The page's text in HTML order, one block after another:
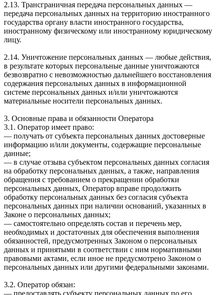
2.13. Трансграничная передача персональных данных —
передача персональных данных на территорию иностранного
государства органу власти иностранного государства,
иностранному физическому или иностранному юридическому
лицу.
2.14. Уничтожение персональных данных — любые действия,
в результате которых персональные данные уничтожаются
безвозвратно с невозможностью дальнейшего восстановления
содержания персональных данных в информационной
системе персональных данных и/или уничтожаются
материальные носители персональных данных.
3. Основные права и обязанности Оператора
3.1. Оператор имеет право:
— получать от субъекта персональных данных достоверные
информацию и/или документы, содержащие персональные
данные;
— в случае отзыва субъектом персональных данных согласия
на обработку персональных данных, а также, направления
обращения с требованием о прекращении обработки
персональных данных, Оператор вправе продолжить
обработку персональных данных без согласия субъекта
персональных данных при наличии оснований, указанных в
Законе о персональных данных;
— самостоятельно определять состав и перечень мер,
необходимых и достаточных для обеспечения выполнения
обязанностей, предусмотренных Законом о персональных
данных и принятыми в соответствии с ним нормативными
правовыми актами, если иное не предусмотрено Законом о
персональных данных или другими федеральными законами.
3.2. Оператор обязан: